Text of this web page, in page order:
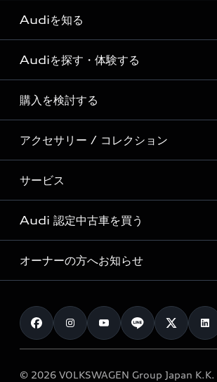
Audiを知る
Audi ブランド
Story of Progress
Audi Sport
Formula 1®
デジタルサービス
Audiを探す・体験する
ディーラー検索
新車在庫検索
試乗車・展示車検索
見積り依頼
試乗予約
購入を検討する
モデル一覧
特別仕様モデル / 限定モデル
e-tronラインアップ
価格シミュレーション
車両比較
カタログ一覧
アクセサリー / コレクション
純正アクセサリー
オンラインショップ
Audi collection
アウディナビアプリ
サービス
サービス入庫予約
サービスプログラム
メンテナンス
車検 / 定期点検
e-tronアフターサポート
Audi 認定中古車を買う
Audi認定中古車
クオリティ
保証
メンテナンス
オーナーの方へお知らせ
お知らせ
オーナー様向けキャンペーン
© 2026 VOLKSWAGEN Group Japan